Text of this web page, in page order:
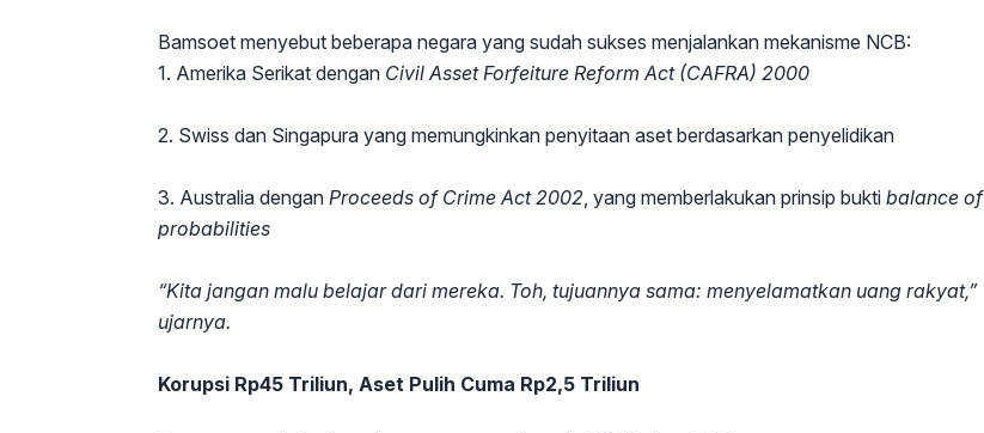
Bamsoet menyebut beberapa negara yang sudah sukses menjalankan mekanisme NCB:
1. Amerika Serikat dengan Civil Asset Forfeiture Reform Act (CAFRA) 2000
2. Swiss dan Singapura yang memungkinkan penyitaan aset berdasarkan penyelidikan
3. Australia dengan Proceeds of Crime Act 2002, yang memberlakukan prinsip bukti balance of
probabilities
“Kita jangan malu belajar dari mereka. Toh, tujuannya sama: menyelamatkan uang rakyat,”
ujarnya.
Korupsi Rp45 Triliun, Aset Pulih Cuma Rp2,5 Triliun